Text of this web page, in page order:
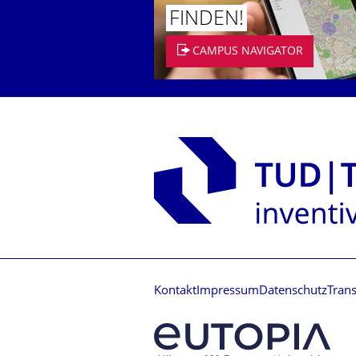
FINDEN!
CAMPUS NAVIGATOR
Kontakt Impressum Datenschutz